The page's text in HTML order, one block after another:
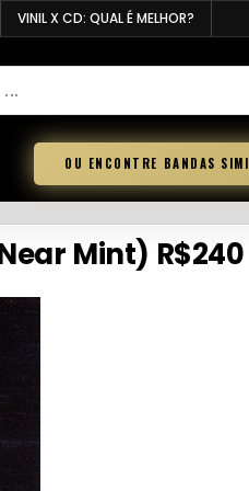
VINIL X CD: QUAL É MELHOR?
OU ENCONTRE BANDAS
Mint) R$240